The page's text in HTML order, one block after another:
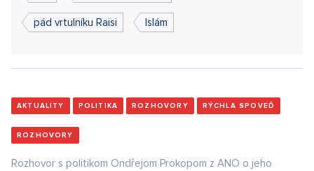
pád vrtulníku Raisi Islám
AKTUALITY POLITIKA ROZHOVORY RÝCHLA SPOVEĎ
ROZHOVORY
Rozhovor s politikom Ondřejom Prokopom z ANO o jeho